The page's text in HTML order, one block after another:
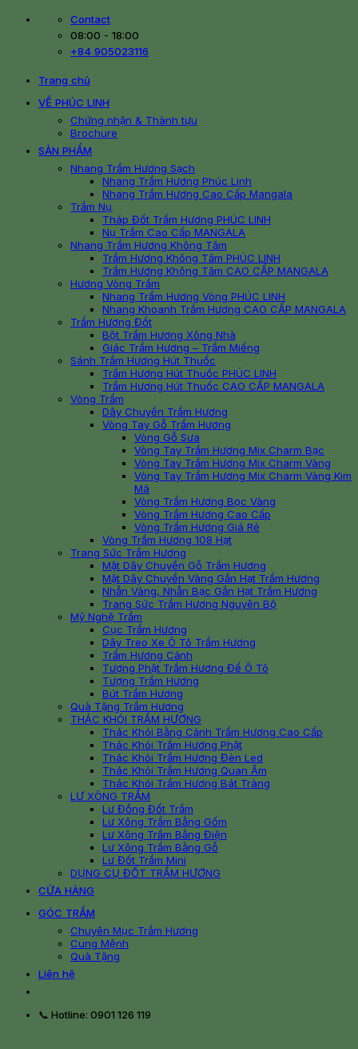
Contact
08:00 - 18:00
+84 905023116
Trang chủ
VỀ PHÚC LINH
Chứng nhận & Thành tựu
Brochure
SẢN PHẨM
Nhang Trầm Hương Sạch
Nhang Trầm Hương Phúc Linh
Nhang Trầm Hương Cao Cấp Mangala
Trầm Nụ
Tháp Đốt Trầm Hương PHÚC LINH
Nụ Trầm Cao Cấp MANGALA
Nhang Trầm Hương Không Tăm
Trầm Hương Không Tăm PHÚC LINH
Trầm Hương Không Tăm CAO CẤP MANGALA
Hương Vòng Trầm
Nhang Trầm Hương Vòng PHÚC LINH
Nhang Khoanh Trầm Hương CAO CẤP MANGALA
Trầm Hương Đốt
Bột Trầm Hương Xông Nhà
Giác Trầm Hương – Trầm Miếng
Sánh Trầm Hương Hút Thuốc
Trầm Hương Hút Thuốc PHÚC LINH
Trầm Hương Hút Thuốc CAO CẤP MANGALA
Vòng Trầm
Dây Chuyền Trầm Hương
Vòng Tay Gỗ Trầm Hương
Vòng Gỗ Sưa
Vòng Tay Trầm Hương Mix Charm Bạc
Vòng Tay Trầm Hương Mix Charm Vàng
Vòng Tay Trầm Hương Mix Charm Vàng Kim
Mã
Vòng Trầm Hương Bọc Vàng
Vòng Trầm Hương Cao Cấp
Vòng Trầm Hương Giá Rẻ
Vòng Trầm Hương 108 Hạt
Trang Sức Trầm Hương
Mặt Dây Chuyền Gỗ Trầm Hương
Mặt Dây Chuyền Vàng Gắn Hạt Trầm Hương
Nhẫn Vàng, Nhẫn Bạc Gắn Hạt Trầm Hương
Trang Sức Trầm Hương Nguyên Bộ
Mỹ Nghệ Trầm
Cục Trầm Hương
Dây Treo Xe Ô Tô Trầm Hương
Trầm Hương Cảnh
Tượng Phật Trầm Hương Để Ô Tô
Tượng Trầm Hương
Bút Trầm Hương
Quà Tặng Trầm Hương
THÁC KHÓI TRẦM HƯƠNG
Thác Khói Bằng Cảnh Trầm Hương Cao Cấp
Thác Khói Trầm Hương Phật
Thác Khói Trầm Hương Đèn Led
Thác Khói Trầm Hương Quan Âm
Thác Khói Trầm Hương Bát Tràng
LƯ XÔNG TRẦM
Lư Đồng Đốt Trầm
Lư Xông Trầm Bằng Gốm
Lư Xông Trầm Bằng Điện
Lư Xông Trầm Bằng Gỗ
Lư Đốt Trầm Mini
DỤNG CỤ ĐỐT TRẦM HƯƠNG
CỬA HÀNG
GÓC TRẦM
Chuyên Mục Trầm Hương
Cung Mệnh
Quà Tặng
Liên hệ
📞 Hotline: 0901 126 119